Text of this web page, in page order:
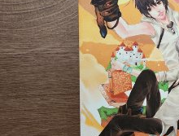
📚 หนังสือทั่วไป
🦄 วรรณกรรม นิยาย เรื่องสั้น
🎓 การศึกษา
😼 หนังสือการ์ตูน